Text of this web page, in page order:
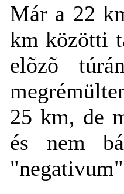
Már a 22
km közötti
elõzõ
25 km, de
és nem